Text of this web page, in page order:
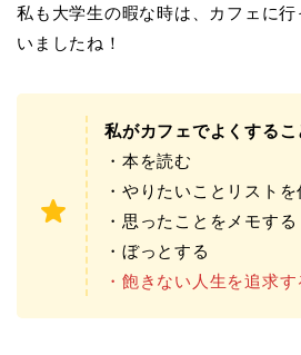
私も大学生の暇な時は、カフェに
いましたね！
私がカフェでよくするこ
・本を読む
・やりたいことリストを
・思ったことをメモする
・ぼっとする
・飽きない人生を追求す